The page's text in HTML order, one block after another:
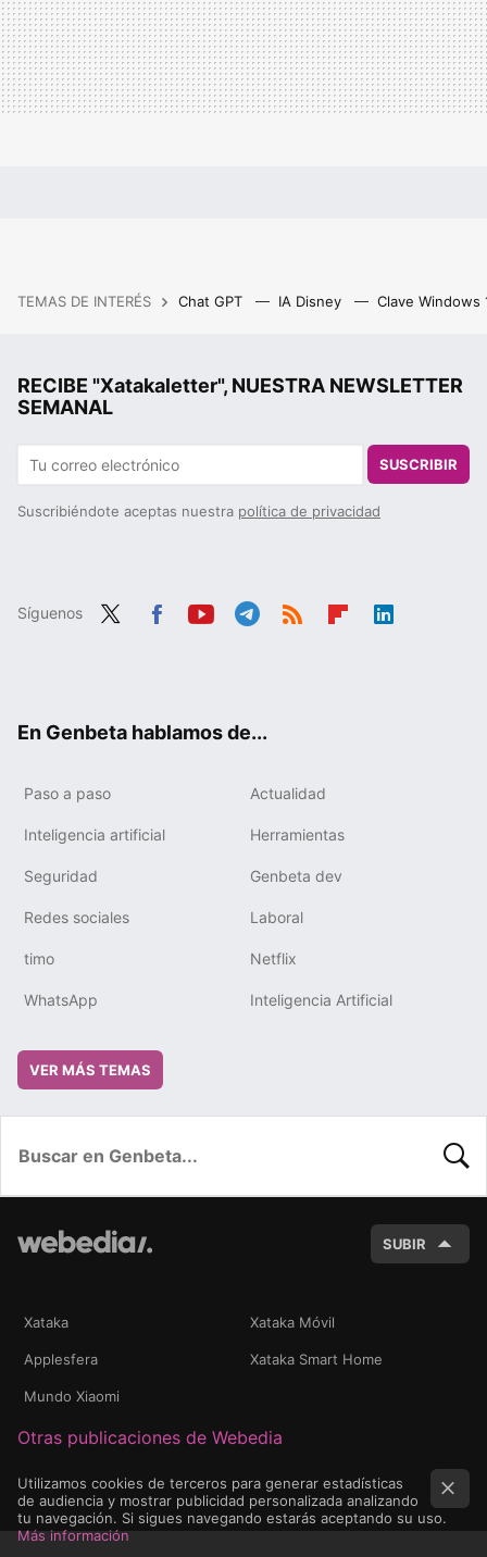
TEMAS DE INTERÉS Chat GPT IA Disney Clave Windows
RECIBE "Xatakaletter", NUESTRA NEWSLETTER
SEMANAL
SUSCRIBIR
Suscribiéndote aceptas nuestra política de privacidad
Síguenos
En Genbeta hablamos de...
Paso a paso Actualidad
Inteligencia artificial Herramientas
Seguridad Genbeta dev
Redes sociales Laboral
timo Netflix
WhatsApp Inteligencia Artificial
VER MÁS TEMAS
SUBIR
Xataka Xataka Móvil
Applesfera Xataka Smart Home
Mundo Xiaomi
Otras publicaciones de Webedia
Utilizamos cookies de terceros para generar estadísticas
de audiencia y mostrar publicidad personalizada analizando
tu navegación. Si sigues navegando estarás aceptando su uso.
Más información